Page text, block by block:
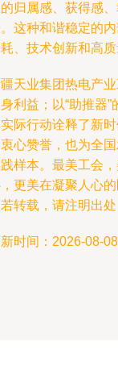
归属感、获得感
这种和谐稳定的
、技术创新和高
天业集团热电产
利益；以“助推器
际行动诠释了新
心赞誉，也为全
样本。最美工会
更美在凝聚人心的
转载，请注明出
时间：2026-08-